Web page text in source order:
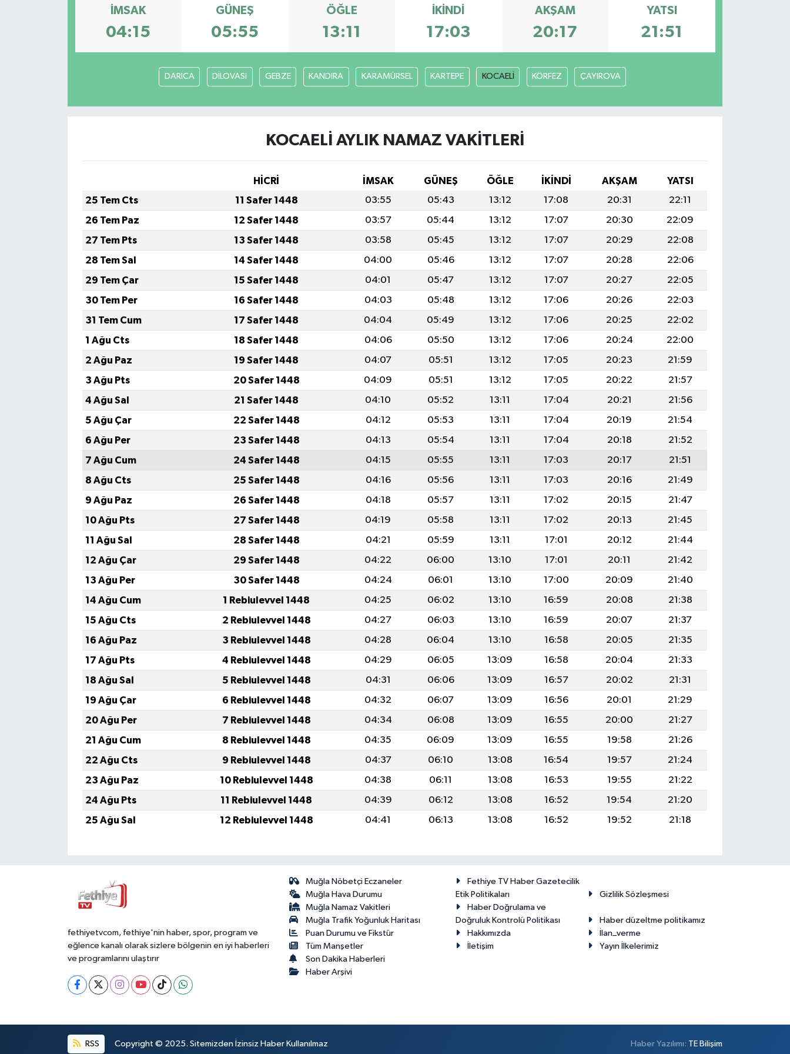
İMSAK
04:15
GÜNEŞ
05:55
ÖĞLE
13:11
İKINDI
17:03
AKŞAM
20:17
YATSI
21:51
DARICA DİLOVASI GEBZE KANDIRA KARAMÜRSEL KARTEPE KOCAELİ KÖRFEZ ÇAYIROVA
KOCAELİ AYLIK NAMAZ VAKITLERI
HİCRİ İMSAK GÜNEŞ ÖĞLE İKINDI AKŞAM
YATSI
25 Tem Cts
11 Safer 1448 03:55 05:43 13:12 17:08 20:31
22:11
26 Tem Paz
12 Safer 1448 03:57 05:44 13:12 17:07 20:30
22:09
27 Tem Pts
13 Safer 1448 03:58 05:45 13:12 17:07 20:29
22:08
28 Tem Sal
14 Safer 1448 04:00 05:46 13:12 17:07 20:28
22:06
29 Tem Çar
15 Safer 1448 04:01 05:47 13:12 17:07 20:27
22:05
30 Tem Per
16 Safer 1448 04:03 05:48 13:12 17:06 20:26
22:03
31 Tem Cum
17 Safer 1448 04:04 05:49 13:12 17:06 20:25
22:02
1 Ağu Cts
18 Safer 1448 04:06 05:50 13:12 17:06 20:24
22:00
2 Ağu Paz
19 Safer 1448 04:07 05:51 13:12 17:05 20:23
21:59
3 Ağu Pts
20 Safer 1448 04:09 05:51 13:12 17:05 20:22
21:57
4 Ağu Sal
21 Safer 1448 04:10 05:52 13:11 17:04 20:21
21:56
5 Ağu Çar
22 Safer 1448 04:12 05:53 13:11 17:04 20:19
21:54
6 Ağu Per
23 Safer 1448 04:13 05:54 13:11 17:04 20:18
21:52
7 Ağu Cum
24 Safer 1448 04:15 05:55 13:11 17:03 20:17
21:51
8 Ağu Cts
25 Safer 1448 04:16 05:56 13:11 17:03 20:16
21:49
9 Ağu Paz
26 Safer 1448 04:18 05:57 13:11 17:02 20:15
21:47
10 Ağu Pts
27 Safer 1448 04:19 05:58 13:11 17:02 20:13
21:45
11 Ağu Sal
28 Safer 1448 04:21 05:59 13:11 17:01 20:12
21:44
12 Ağu Çar
29 Safer 1448 04:22 06:00 13:10 17:01 20:11
21:42
13 Ağu Per
30 Safer 1448 04:24 06:01 13:10 17:00 20:09
21:40
14 Ağu Cum
1 Rebiulevvel 1448 04:25 06:02 13:10 16:59 20:08
21:38
15 Ağu Cts
2 Rebiulevvel 1448 04:27 06:03 13:10 16:59 20:07
21:37
16 Ağu Paz
3 Rebiulevvel 1448 04:28 06:04 13:10 16:58 20:05
21:35
17 Ağu Pts
4 Rebiulevvel 1448 04:29 06:05 13:09 16:58 20:04
21:33
18 Ağu Sal
5 Rebiulevvel 1448 04:31 06:06 13:09 16:57 20:02
21:31
19 Ağu Çar
6 Rebiulevvel 1448 04:32 06:07 13:09 16:56 20:01
21:29
20 Ağu Per
7 Rebiulevvel 1448 04:34 06:08 13:09 16:55 20:00
21:27
21 Ağu Cum
8 Rebiulevvel 1448 04:35 06:09 13:09 16:55 19:58
21:26
22 Ağu Cts
9 Rebiulevvel 1448 04:37 06:10 13:08 16:54 19:57
21:24
23 Ağu Paz
10 Rebiulevvel 1448 04:38 06:11 13:08 16:53 19:55
21:22
24 Ağu Pts
11 Rebiulevvel 1448 04:39 06:12 13:08 16:52 19:54
21:20
25 Ağu Sal
12 Rebiulevvel 1448 04:41 06:13 13:08 16:52 19:52 21:18
fethiyetvcom, fethiye'nin haber, spor, program ve
eğlence kanalı olarak sizlere bölgenin en iyi haberleri
ve programlarını ulaştırır
Muğla Nöbetçi Eczaneler
Muğla Hava Durumu
Muğla Namaz Vakitleri
Muğla Trafik Yoğunluk Haritası
Puan Durumu ve Fikstür
Tüm Manşetler
Son Dakika Haberleri
Haber Arşivi
Fethiye TV Haber Gazetecilik
Etik Politikaları
Gizlilik Sözleşmesi
Haber Doğrulama ve
Doğruluk Kontrolü Politikası
Haber düzeltme politikamız
Hakkımızda
İlan_verme
İletişim
Yayın İlkelerimiz
RSS Copyright © 2025. Sitemizden İzinsiz Haber Kullanılmaz Haber Yazılımı: TE Bilişim